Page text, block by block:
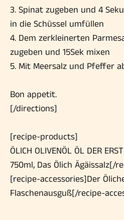
3. Spinat zugeben und 4
in die Schüssel umfüllen
4. Dem zerkleinerten
zugeben und 15Sek mixen
5. Mit Meersalz und Pfeffer
Bon appetit.
[/directions]
[recipe-products]
ÖLICH OLIVENÖL ÖL DER
750ml, Das Ölich Ägäissalz[/
[recipe-accessories]Der
Flaschenausguß[/recipe-